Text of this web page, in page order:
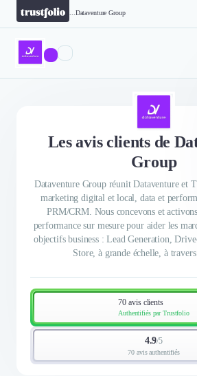
Dataventure Group
Les avis clients de
Group
Dataventure Group réunit Dataventure et
marketing digital et local, data et
PRM/CRM. Nous concevons et activons
performance sur mesure pour aider les
objectifs business : Lead Generation,
Store, à grande échelle, à travers
70 avis clients
Authentifiés par Trustfolio
4.9/5
70 avis authentifiés